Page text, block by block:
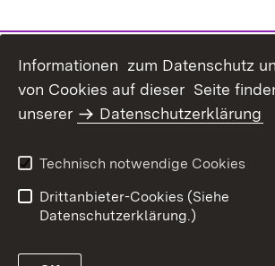
Barrierefreiheit
Informationen zum Datenschutz
von Cookies auf dieser Seite
unserer
Datenschutzerklärung
Technisch notwendige Cookies
Drittanbieter-Cookies (Siehe
Datenschutzerklärung.)